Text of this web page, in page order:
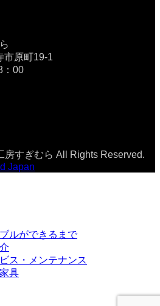
市原町19-1
：00
すぎむら All Rights Reserved.
Japan
ルができるまで
ス・メンテナンス
具